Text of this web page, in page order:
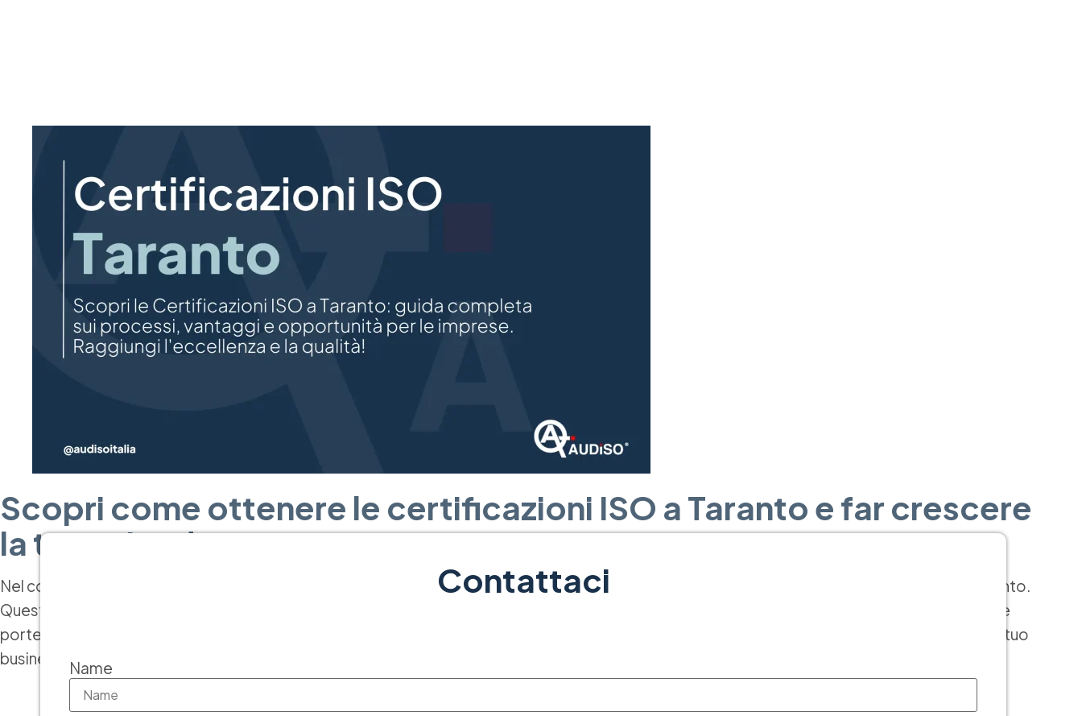
Scopri come ottenere le certificazioni ISO a Taranto e far crescere
la tua azienda
Nel competitivo panorama imprenditoriale di oggi, le certificazioni ISO rappresentano un valore aggiunto fondamentale per le aziende di Taranto.
Questi standard internazionali non solo garantiscono la qualità dei processi e dei prodotti, ma aumentano anche la fiducia dei clienti e aprono le
porte a nuove opportunità di mercato. In questo articolo, esploreremo le diverse certificazioni ISO disponibili e come possono trasformare il tuo
business, rendendolo più competitivo e sostenibile.
Contattaci
Name